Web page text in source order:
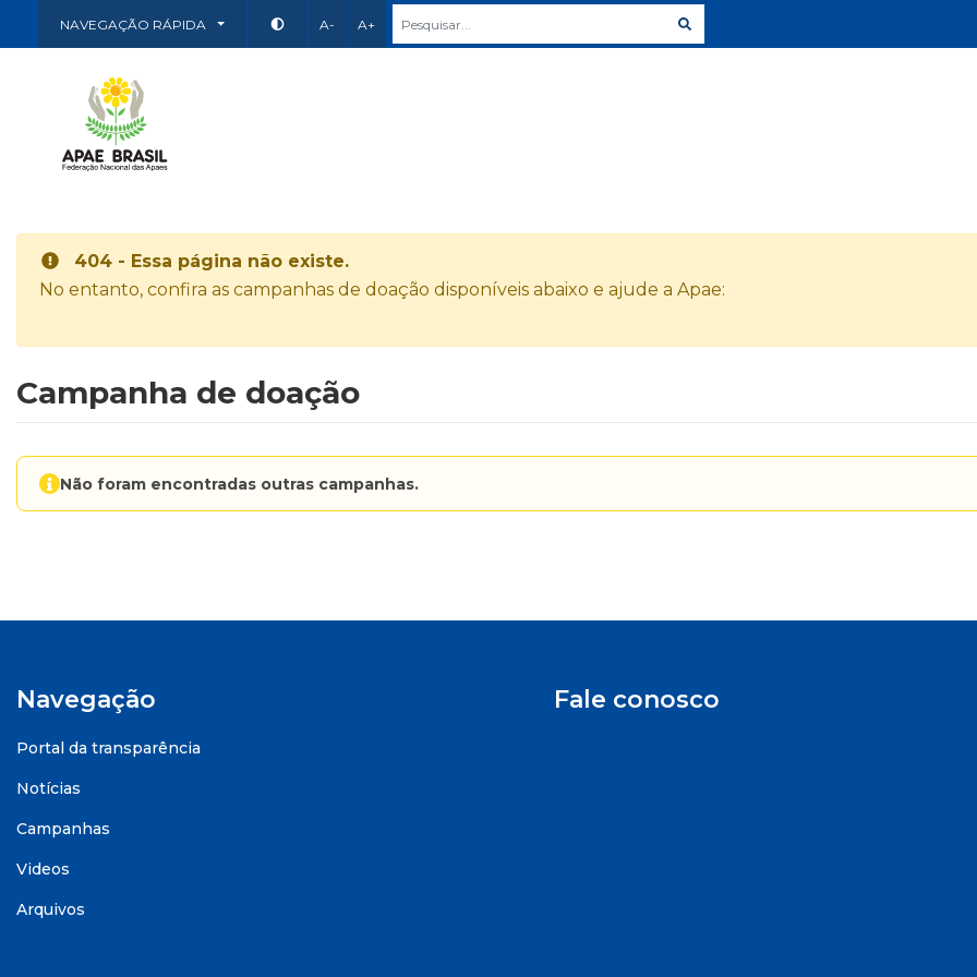
NAVEGAÇÃO RÁPIDA A- A+
404 - Essa página não existe.
No entanto, confira as campanhas de doação disponíveis abaixo e ajude a Apae:
Campanha de doação
Não foram encontradas outras campanhas.
Navegação
Portal da transparência
Notícias
Campanhas
Videos
Arquivos
Fale conosco